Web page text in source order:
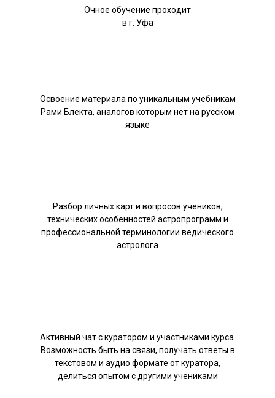
Очное обучение проходит
в г. Уфа
Освоение материала по уникальным учебникам
Рами Блекта, аналогов которым нет на русском
языке
Разбор личных карт и вопросов учеников,
технических особенностей астропрограмм и
профессиональной терминологии ведического
астролога
Активный чат с куратором и участниками курса.
Возможность быть на связи, получать ответы в
текстовом и аудио формате от куратора,
делиться опытом с другими учениками